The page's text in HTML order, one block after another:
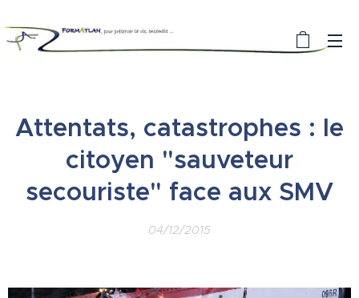
Attentats, catastrophes : le
citoyen "sauveteur
secouriste" face aux SMV
04/12/2015